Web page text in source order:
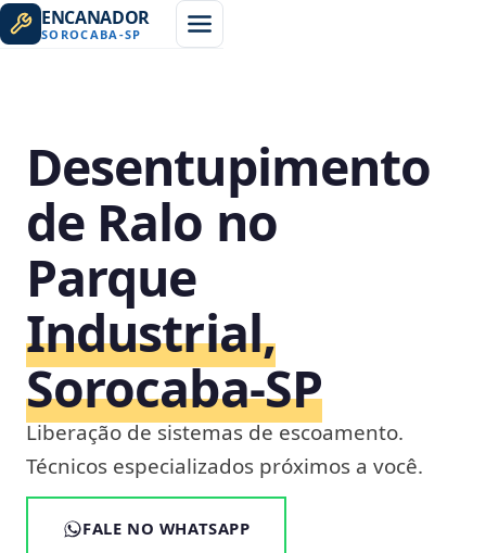
ENCANADOR
SOROCABA -SP
Desentupimento
de Ralo no
Parque
Industrial,
Sorocaba‑SP
Liberação de sistemas de escoamento.
Técnicos especializados próximos a você.
FALE NO WHATSAPP